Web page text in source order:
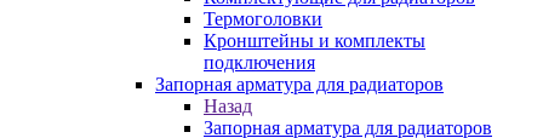
Термоголовки
Кронштейны и комплекты
подключения
Запорная арматура для радиаторов
Назад
Запорная арматура для радиаторов